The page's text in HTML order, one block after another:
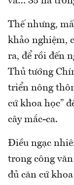
Thế nhưng,
khảo nghiệm,
ra, để rồi đến
Thủ tướng
triển nông
cứ khoa học”
cây mắc-ca.
Điều ngạc
trong công
đủ căn cứ